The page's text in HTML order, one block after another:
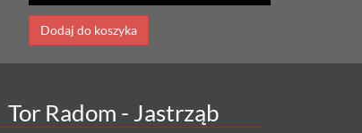
Dodaj do koszyka
Tor Radom - Jastrząb